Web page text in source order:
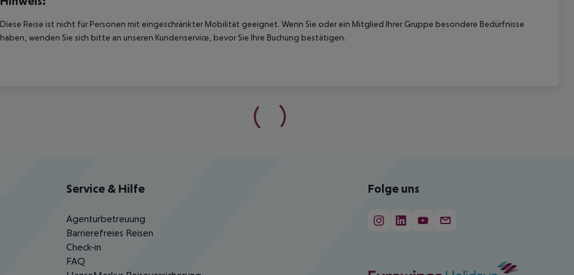
Diese Reise ist nicht für Personen mit eingeschränkter Mobilität geeignet. Wenn Sie oder ein Mitglied Ihrer Gruppe besondere Bedürfnisse
haben, wenden Sie sich bitte an unseren Kundenservice, bevor Sie Ihre Buchung bestätigen.
Service & Hilfe
Agenturbetreuung
Barrierefreies Reisen
Check-in
FAQ
Folge uns